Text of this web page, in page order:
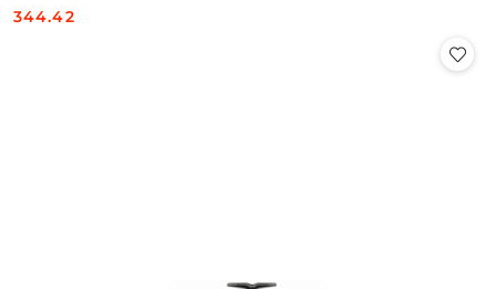
Cena:
344.42